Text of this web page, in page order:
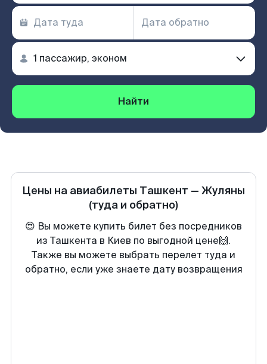
Найти
Цены на авиабилеты Ташкент — Жуляны
(туда и обратно)
😍 Вы можете купить билет без посредников
из Ташкента в Киев по выгодной цене🙌.
Также вы можете выбрать перелет туда и
обратно, если уже знаете дату возвращения